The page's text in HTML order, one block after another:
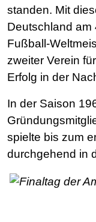
standen. Mit
Deutschland am
Fußball-
zweiter Verein
Erfolg in der
In der Saison
spielte bis zum
durchgehend in